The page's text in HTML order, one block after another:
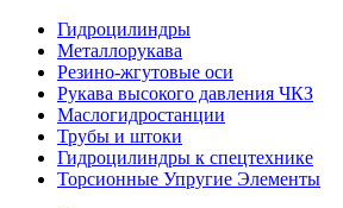
Гидроцилиндры
Металлорукава
Резино-жгутовые оси
Рукава высокого давления ЧКЗ
Маслогидростанции
Трубы и штоки
Гидроцилиндры к спецтехнике
Торсионные Упругие Элементы